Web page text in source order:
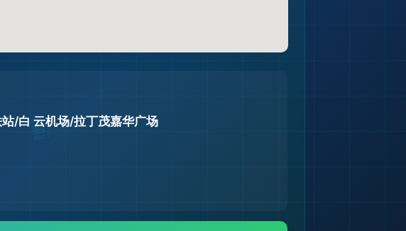
/白 云机场/拉丁茂嘉华广场